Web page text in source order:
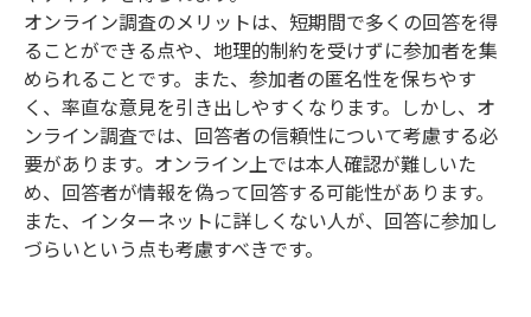
オンライン調査のメリットは、短期間で多くの回答を得
ることができる点や、地理的制約を受けずに参加者を集
められることです。また、参加者の匿名性を保ちやす
く、率直な意見を引き出しやすくなります。しかし、オ
ンライン調査では、回答者の信頼性について考慮する必
要があります。オンライン上では本人確認が難しいた
め、回答者が情報を偽って回答する可能性があります。
また、インターネットに詳しくない人が、回答に参加し
づらいという点も考慮すべきです。